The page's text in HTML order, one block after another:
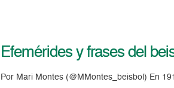
Efemérides y frases del
Por Mari Montes (@MMontes_beisbol) En